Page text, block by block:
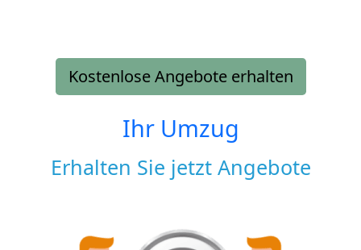
Kostenlose Angebote erhalten
Ihr Umzug
Erhalten Sie jetzt Angebote